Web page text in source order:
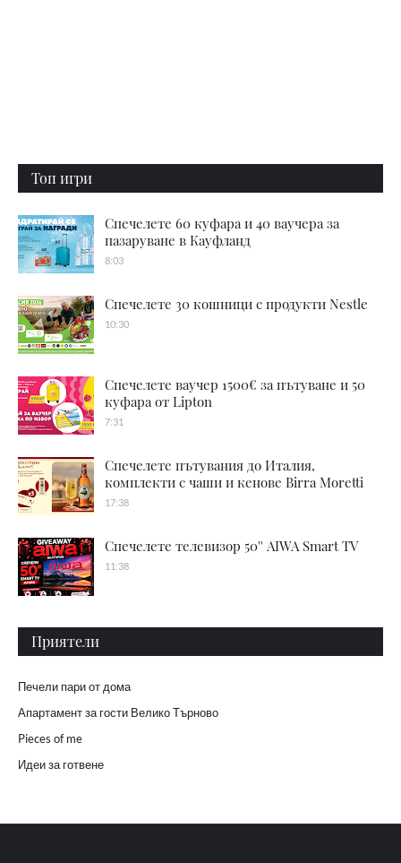
Топ игри
Спечелете 60 куфара и 40 ваучера за
пазаруване в Кауфланд
8:03
Спечелете 30 кошници с продукти Nestle
10:30
Спечелете ваучер 1500€ за пътуване и 50
куфара от Lipton
7:31
Спечелете пътувания до Италия,
комплекти с чаши и кенове Birra Moretti
17:38
Спечелете телевизор 50'' AIWA Smart TV
11:38
Приятели
Печели пари от дома
Апартамент за гости Велико Търново
Pieces of me
Идеи за готвене